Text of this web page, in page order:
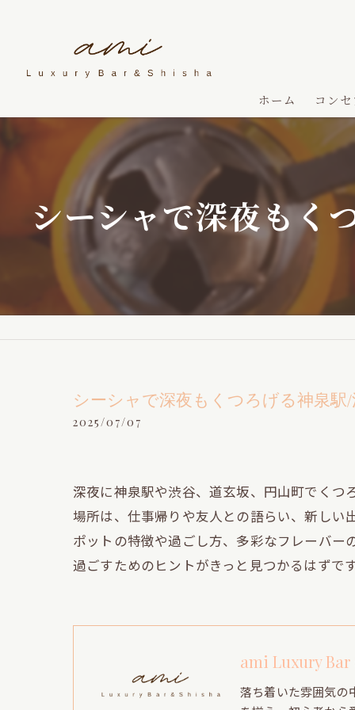
ホーム コンセ
シーシャで深夜もく
シーシャで深夜もくつろげる神泉
2025/07/07
深夜に神泉駅や渋谷、道玄坂、円山町でくつ
場所は、仕事帰りや友人との語らい、新しい
ポットの特徴や過ごし方、多彩なフレーバー
過ごすためのヒントがきっと見つかるはずです
ami Luxury
落ち着いた雰囲気の